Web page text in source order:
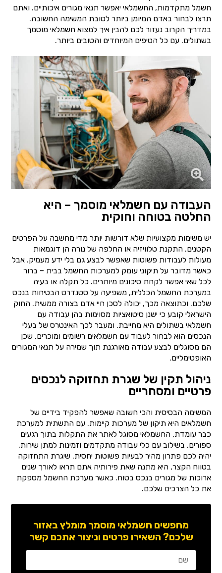
חשמל מתקדמות, החשמלאי יאפשר תנאי מגורים איכותיים. ואתם
תרצו לבחור באדם המיומן ביותר לטובת המשימה החשובה.
במדריך הקרוב נעזור לכם להבין איך למצוא חשמלאי מוסמך
בשתולים. עם כל הטיפים המיוחדים והטובים ביותר.
העבודה עם חשמלאי מוסמך – היא
החלטה בטוחה וחוקית
יש משימות מקצועיות שלא דורשות יותר מדי מחשבה על הפרטים
הקטנים. התקנת טלוויזיה או החלפה של נורה הן דוגמאות
מעולות לעבודות פשוטות שאפשר לבצע גם בלי ידע מעמיק. אבל
כאשר מדובר על תיקוני עומק למערכות החשמל בבית – ברור
לכל שאי אפשר לקחת סיכונים מיותרים. כל תקלה או בעיה
במערכת החשמל הכללית, משפיעה על סטנדרט הבטיחות בנכס
שלכם. וכתוצאה מכך, יכולה לסכן חיי אדם בצורה ממשית. החוק
הישראלי קובע כי ישנן סיטואציות מסוימות בהן עבודה עם
חשמלאי בשתולים היא מחייבת. ומעבר לכך האינטרס של בעלי
הנכסים הוא לבחור לעבוד עם חשמלאים רשומים ומוכרים. שכן
הם מסוגלים לבצע עבודה מאורגנת תוך שמירה על תנאי המגורים
האופטימליים.
ניהול תקין של שגרת תחזוקה לנכסים
פרטיים ומסחריים
המשימה הבסיסית והכי חשובה שאפשר להפקיד בידיים של
חשמלאים היא תיקון של מערכות קיימות. עם התשתית למערכת
כבר עומדת, החשמלאי מסוגל לאתר את התקלות בתוך רגעים
ספורים. בשילוב עם כלי עבודה מתקדמים וזמינות למתן שירות,
יהיה לכם פתרון מהיר לבעיות פשוטות יחסית. שיגרת התחזוקה
בטווח הקצר, היא מתנה שאת פירותיה אתם תראו לאורך שנים
ארוכות של מגורים בנכס בטוח. כאשר מערכת החשמל מספקת
את כל הצרכים שלכם.
מחפשים חשמלאי מוסמך מומלץ באזור
שלכם? השאירו פרטים וניצור אתכם קשר